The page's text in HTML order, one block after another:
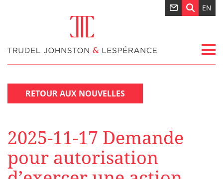
EN
RETOUR AUX NOUVELLES
2025-11-17 Demande
pour autorisation